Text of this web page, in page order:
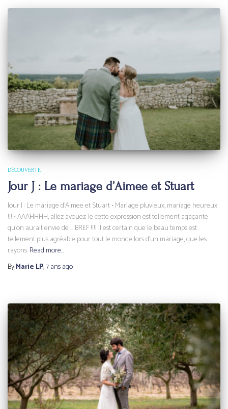
DÉCOUVERTE
Jour J : Le mariage d’Aimee et Stuart
Jour J : Le mariage d’Aimee et Stuart • Mariage pluvieux, mariage heureux
!!! • AAAHHHH, allez avouez-le cette expression est tellement agaçante
qu’on aurait envie de … BREF !!!! Il est certain que le beau temps est
tellement plus agréable pour tout le monde lors d’un mariage, que les
rayons Read more…
ByMarie LP,7 ansago